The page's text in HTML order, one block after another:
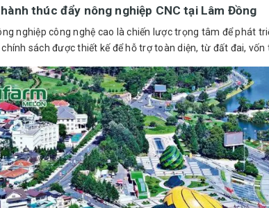
thúc đẩy nông nghiệp CNC tại Lâm Đồng
nghiệp công nghệ cao là chiến lược trọng tâm để phát
sách được thiết kế để hỗ trợ toàn diện, từ đất đai,